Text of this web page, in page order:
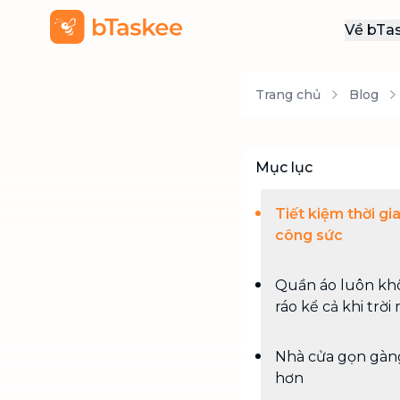
Về
Trang chủ Blog
Mục lục
Tiết kiệm thời
công sức
Quần áo luôn
ráo kể cả khi trời
Nhà cửa gọn
hơn